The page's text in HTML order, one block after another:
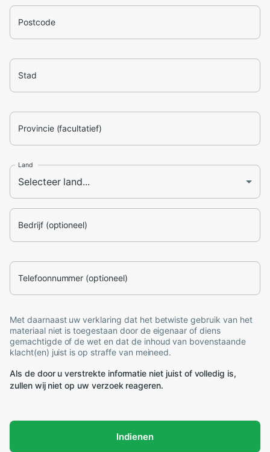
Postcode
Stad
Provincie (facultatief)
Land
Bedrijf (optioneel)
Telefoonnummer (optioneel)
Met daarnaast uw verklaring dat het betwiste gebruik van het
materiaal niet is toegestaan door de eigenaar of diens
gemachtigde of de wet en dat de inhoud van bovenstaande
klacht(en) juist is op straffe van meineed.
Als de door u verstrekte informatie niet juist of volledig is,
zullen wij niet op uw verzoek reageren.
Indienen